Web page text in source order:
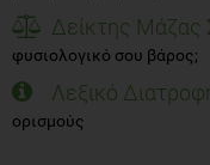
Δείκτης Μάζας
φυσιολογικό σου βάρος;
Λεξικό
ορισμούς